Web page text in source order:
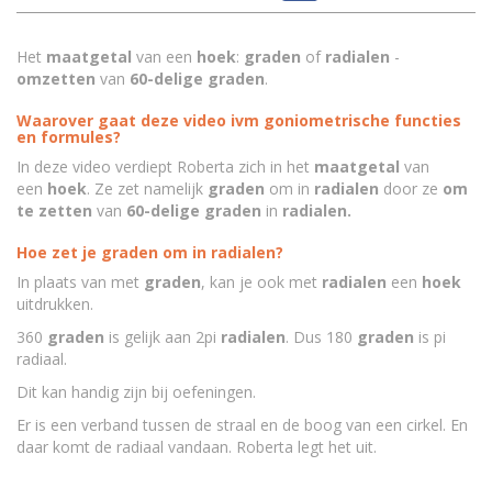
Het maatgetal van een hoek: graden of radialen -
omzetten van 60-delige graden.
Waarover gaat deze video ivm goniometrische functies
en formules?
In deze video verdiept Roberta zich in het maatgetal van
een hoek. Ze zet namelijk graden om in radialen door ze om
te zetten van 60-delige graden in radialen.
Hoe zet je graden om in radialen?
In plaats van met graden, kan je ook met radialen een hoek
uitdrukken.
360 graden is gelijk aan 2pi radialen. Dus 180 graden is pi
radiaal.
Dit kan handig zijn bij oefeningen.
Er is een verband tussen de straal en de boog van een cirkel. En
daar komt de radiaal vandaan. Roberta legt het uit.